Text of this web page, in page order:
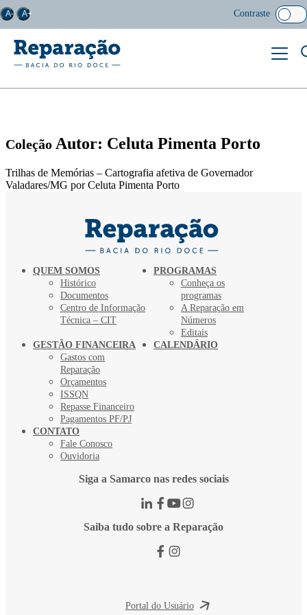
A- A+ Contraste
Coleção Autor: Celuta Pimenta Porto
Trilhas de Memórias – Cartografia afetiva de Governador
Valadares/MG por Celuta Pimenta Porto
QUEM SOMOS
Histórico
Documentos
Centro de Informação
Técnica – CIT
PROGRAMAS
Conheça os
programas
A Reparação em
Números
Editais
GESTÃO FINANCEIRA
Gastos com
Reparação
Orçamentos
ISSQN
Repasse Financeiro
Pagamentos PF/PJ
CALENDÁRIO
CONTATO
Fale Conosco
Ouvidoria
Siga a Samarco nas redes sociais
Saiba tudo sobre a Reparação
Portal do Usuário